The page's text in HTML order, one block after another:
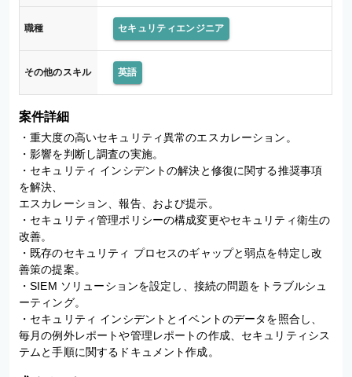
職種 セキュリティエンジニア
その他のスキル 英語
案件詳細
・重大度の高いセキュリティ異常のエスカレーション。
・影響を判断し調査の実施。
・セキュリティ インシデントの解決と修復に関する推奨事項
を解決、
エスカレーション、報告、および提示。
・セキュリティ管理ポリシーの構成変更やセキュリティ衛生の
改善。
・既存のセキュリティ プロセスのギャップと弱点を特定し改
善策の提案。
・SIEM ソリューションを設定し、接続の問題をトラブルシュ
ーティング。
・セキュリティ インシデントとイベントのデータを照合し、
毎月の例外レポートや管理レポートの作成、セキュリティシス
テムと手順に関するドキュメント作成。